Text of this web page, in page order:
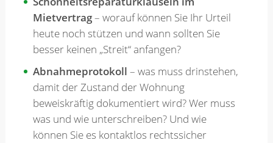
Mietvertrag– worauf können Sie Ihr Urteil
heute noch stützen und wann sollten Sie
besser keinen „Streit“ anfangen?
Abnahmeprotokoll – was muss drinstehen,
damit der Zustand der Wohnung
beweiskräftig dokumentiert wird? Wer muss
was und wie unterschreiben? Und wie
können Sie es kontaktlos rechtssicher